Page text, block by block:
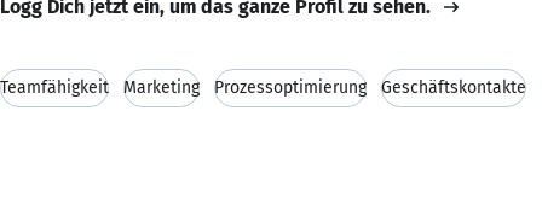
Logg Dich jetzt ein, um das ganze Profil zu sehen.
Teamfähigkeit Marketing Prozessoptimierung Geschäftskontakte